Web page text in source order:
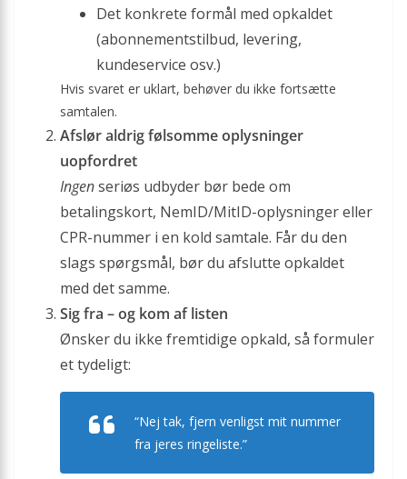
Det konkrete formål med opkaldet
(abonnements­tilbud, levering,
kundeservice osv.)
Hvis svaret er uklart, behøver du ikke fortsætte
samtalen.
Afslør aldrig følsomme oplysninger
uopfordret
Ingenseriøs udbyder bør bede om
betalingskort, NemID/MitID-oplysninger eller
CPR-nummer i en kold samtale. Får du den
slags spørgsmål, bør du afslutte opkaldet
med det samme.
Sig fra – og kom af listen
Ønsker du ikke fremtidige opkald, så formuler
et tydeligt:
“Nej tak, fjern venligst mit nummer
fra jeres ringeliste.”